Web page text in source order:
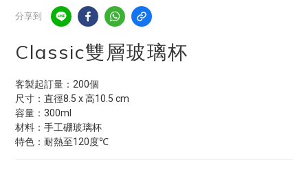
分享到
Classic雙層玻璃杯
客製起訂量：200個
尺寸：直徑8.5 x 高10.5 cm
容量：300ml
材料：手工硼玻璃杯
特色：耐熱至120度℃